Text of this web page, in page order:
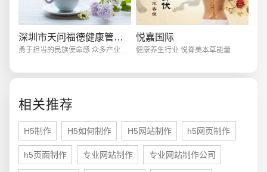
深圳市天问福德健康管理股份
勇于担当的民族使命感 众多产业体系布局
悦嘉国际
健康养生行业 悦脊美本草能量
相关推荐
H5制作 H5如何制作 H5网站制作 h5网页制作
h5页面制作 专业网站制作 专业网站制作公司
创意品牌型网站 · 标准企业官网建设
电商及系统平台开发 · 微信小程序开发 ·